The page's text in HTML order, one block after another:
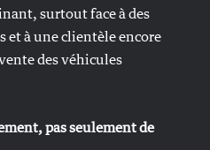
surtout face à des
et à une clientèle encore
des véhicules
pas seulement de